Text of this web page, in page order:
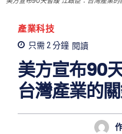
產業科技
只需 2分鐘 閱讀
美方宣布90
台灣產業的